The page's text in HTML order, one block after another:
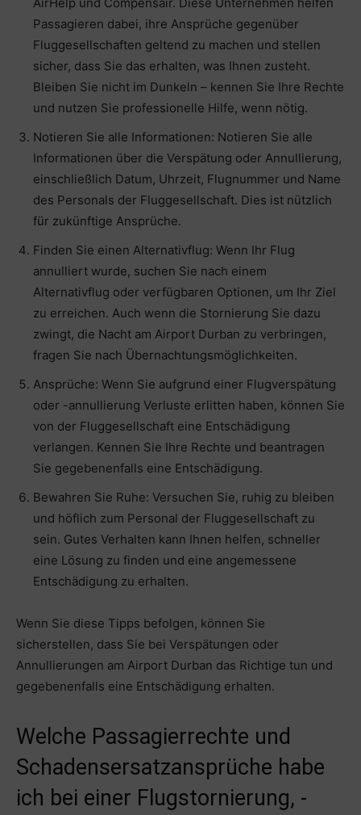
Passagieren dabei, ihre Ansprüche gegenüber
Fluggesellschaften geltend zu machen und stellen
sicher, dass Sie das erhalten, was Ihnen zusteht.
Bleiben Sie nicht im Dunkeln – kennen Sie Ihre Rechte
und nutzen Sie professionelle Hilfe, wenn nötig.
Notieren Sie alle Informationen: Notieren Sie alle
Informationen über die Verspätung oder Annullierung,
einschließlich Datum, Uhrzeit, Flugnummer und Name
des Personals der Fluggesellschaft. Dies ist nützlich
für zukünftige Ansprüche.
Finden Sie einen Alternativflug: Wenn Ihr Flug
annulliert wurde, suchen Sie nach einem
Alternativflug oder verfügbaren Optionen, um Ihr Ziel
zu erreichen. Auch wenn die Stornierung Sie dazu
zwingt, die Nacht am Airport Durban zu verbringen,
fragen Sie nach Übernachtungsmöglichkeiten.
Ansprüche: Wenn Sie aufgrund einer Flugverspätung
oder -annullierung Verluste erlitten haben, können Sie
von der Fluggesellschaft eine Entschädigung
verlangen. Kennen Sie Ihre Rechte und beantragen
Sie gegebenenfalls eine Entschädigung.
Bewahren Sie Ruhe: Versuchen Sie, ruhig zu bleiben
und höflich zum Personal der Fluggesellschaft zu
sein. Gutes Verhalten kann Ihnen helfen, schneller
eine Lösung zu finden und eine angemessene
Entschädigung zu erhalten.
Wenn Sie diese Tipps befolgen, können Sie
sicherstellen, dass Sie bei Verspätungen oder
Annullierungen am Airport Durban das Richtige tun und
gegebenenfalls eine Entschädigung erhalten.
Welche Passagierrechte und
Schadensersatzansprüche habe
ich bei einer Flugstornierung, -